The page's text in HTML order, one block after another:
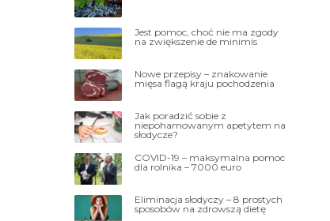
Jest pomoc, choć nie ma zgody
na zwiększenie de minimis
Nowe przepisy – znakowanie
mięsa flagą kraju pochodzenia
Jak poradzić sobie z
niepohamowanym apetytem na
słodycze?
COVID-19 – maksymalna pomoc
dla rolnika – 7000 euro
Eliminacja słodyczy – 8 prostych
sposobów na zdrowszą dietę